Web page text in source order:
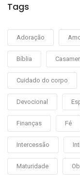
Tags
Adoração
Bíblia
Cuidado do corpo
Devocional
Finanças Fé
Intercessão
Maturidade